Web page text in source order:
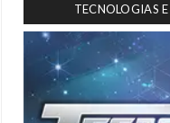
TECNOLOGIAS